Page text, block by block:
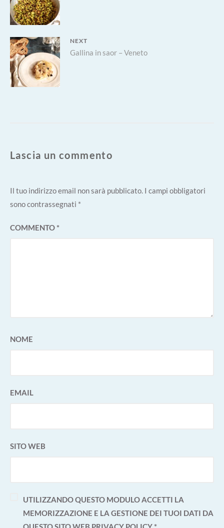
post:
NEXT
Next
post:
Gallina in saor – Veneto
Lascia un commento
Il tuo indirizzo email non sarà pubblicato. I campi obbligatori
sono contrassegnati *
COMMENTO*
NOME
EMAIL
SITO WEB
UTILIZZANDO QUESTO MODULO ACCETTI LA
MEMORIZZAZIONE E LA GESTIONE DEI TUOI DATI DA